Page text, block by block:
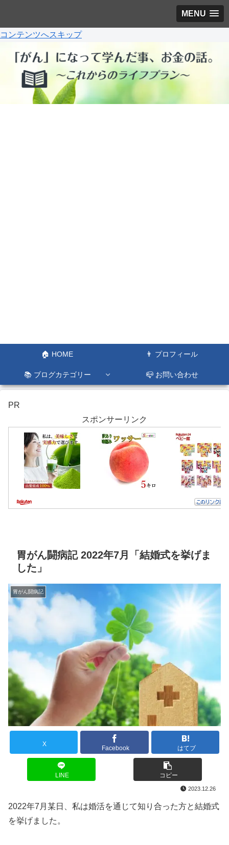
MENU
コンテンツへスキップ
🏠 HOME 👨 プロフィール
📚 ブログカテゴリー 📪 お問い合わせ
PR
スポンサーリンク
胃がん闘病記 2022年7月「結婚式を挙げま
した」
胃がん闘病記
X
Facebook はてブ
LINE コピー
2023.12.26
2022年7月某日、私は婚活を通じて知り合った方と結婚式
を挙げました。